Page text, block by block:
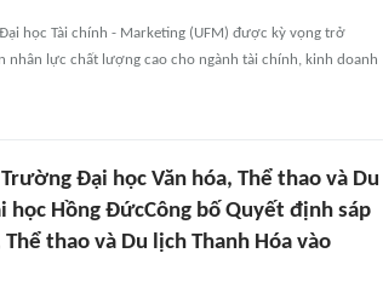
học Tài chính - Marketing (UFM) được kỳ vọng trở
lực chất lượng cao cho ngành tài chính, kinh doanh
Đại học Văn hóa, Thể thao và Du
học Hồng ĐứcCông bố Quyết định sáp
thao và Du lịch Thanh Hóa vào